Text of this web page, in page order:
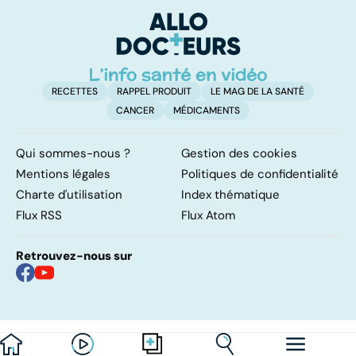
RECETTES RAPPEL PRODUIT
LE MAG DE LA SANTÉ
CANCER
MÉDICAMENTS
Qui sommes-nous ?
Gestion des cookies
Mentions légales
Politiques de confidentialité
Charte d'utilisation
Index thématique
Flux RSS
Flux Atom
Retrouvez-nous sur